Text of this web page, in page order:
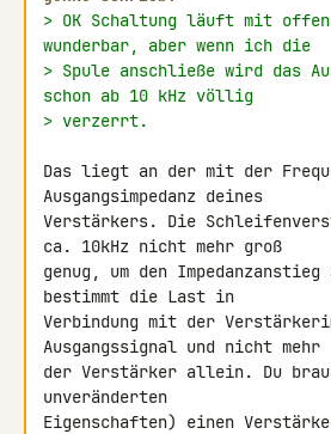
> OK Schaltung läuft mit
wunderbar, aber wenn ich die
> Spule anschließe wird das
schon ab 10 kHz völlig
> verzerrt.
Das liegt an der mit der
Ausgangsimpedanz deines
Verstärkers. Die
ca. 10kHz nicht mehr groß
genug, um den
bestimmt die Last in
Verbindung mit der
Ausgangssignal und nicht mehr
der Verstärker allein. Du
unveränderten
Eigenschaften) einen